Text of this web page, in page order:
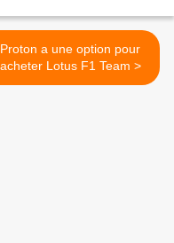
Proton a une option pour
acheter Lotus F1 Team >